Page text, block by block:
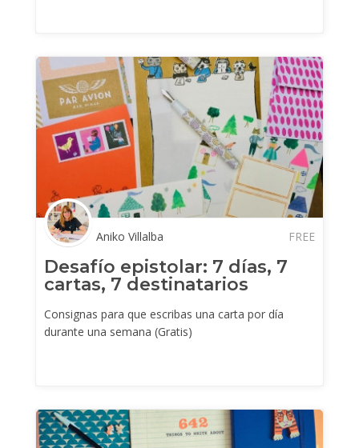
Aniko Villalba FREE
Desafío epistolar: 7 días, 7
cartas, 7 destinatarios
Consignas para que escribas una carta por día
durante una semana (Gratis)